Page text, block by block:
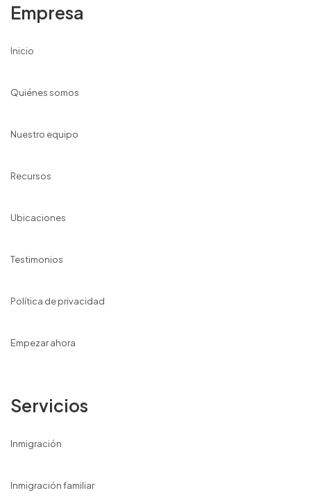
Empresa
Inicio
Quiénes somos
Nuestro equipo
Recursos
Ubicaciones
Testimonios
Política de privacidad
Empezar ahora
Servicios
Inmigración
Inmigración familiar